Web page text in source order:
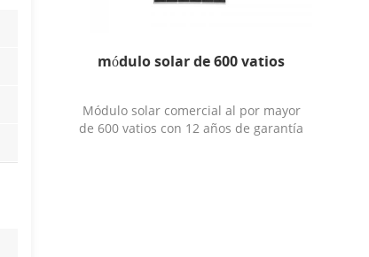
módulo solar de 600 vatios
Módulo solar comercial al por mayor
de 600 vatios con 12 años de garantía